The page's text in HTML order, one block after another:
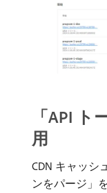
「API
用
CDN キャッシ
ンをパージ」